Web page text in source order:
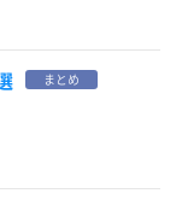
まとめ